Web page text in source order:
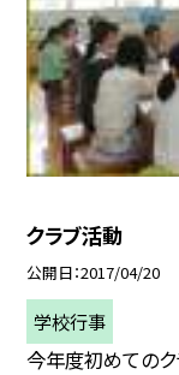
クラブ活動
公開日 2017/04/20
学校行事
今年度初めての